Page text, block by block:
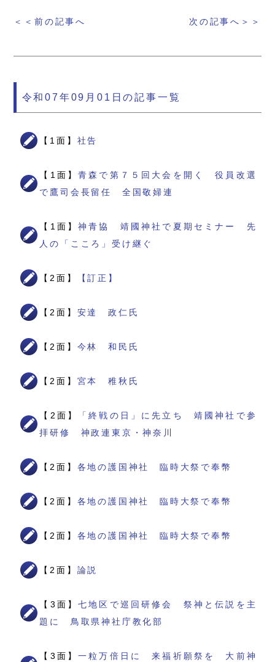
＜＜前の記事へ 次の記事へ＞＞
令和07年09月01日の記事一覧
【1面】 社告
【1面】青森で第７５回大会を開く 役員改選
で鷹司会長留任 全国敬婦連
【1面】神青協 靖國神社で夏期セミナー 先
人の「こころ」受け継ぐ
【2面】 【訂正】
【2面】 安達 政仁氏
【2面】 今林 和民氏
【2面】 宮本 稚秋氏
【2面】
「終戦の日」に先立ち 靖國神社で参
拝研修 神政連東京・神奈川
【2面】 各地の護国神社 臨時大祭で奉幣
【2面】 各地の護国神社 臨時大祭で奉幣
【2面】 各地の護国神社 臨時大祭で奉幣
【2面】 論説
【3面】七地区で巡回研修会 祭神と伝説を主
題に 鳥取県神社庁教化部
【3面】一粒万倍日に 来福祈願祭を 大前神